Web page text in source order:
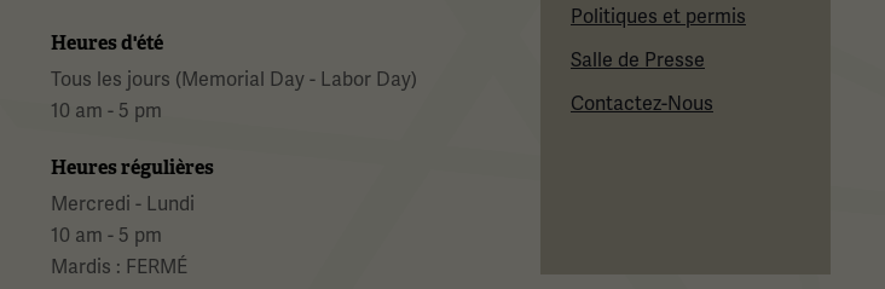
Heures d'été
Tous les jours (Memorial Day - Labor Day)
10 am - 5 pm
Heures régulières
Mercredi - Lundi
10 am - 5 pm
Mardis : FERMÉ
Politiques et permis
Salle de Presse
Contactez-Nous